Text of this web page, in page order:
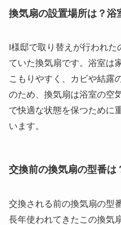
換気扇の設置場所は？浴
I様邸で取り替えが行われた
ていた換気扇です。浴室は
こもりやすく、カビや結露
のため、換気扇は浴室の空
で快適な状態を保つために
います。
交換前の換気扇の型番は
交換される前の換気扇の型
長年使われてきたこの換気